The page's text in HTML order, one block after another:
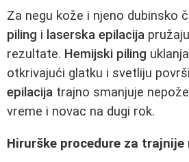
Za negu kože i njeno dubinsko
piling i laserska epilacija
rezultate. Hemijski piling
otkrivajući glatku i svetliju
epilacija trajno smanjuje
vreme i novac na dugi rok.
Hirurške procedure za